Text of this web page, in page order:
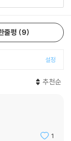
남 전쟁 이전부터 많
이들 정착민과, ‘보
들 사이의 사상적 차
지인 베트남-라오스-
및 계급의 최하위 신
요소가 1980년대 초
줄평 9
설정
추천순
1